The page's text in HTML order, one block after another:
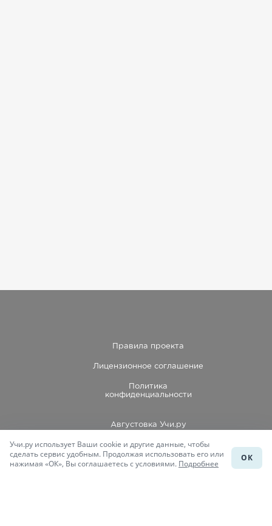
Правила проекта
Лицензионное соглашение
Политика
конфиденциальности
Августовка Учи.ру
Каталог школ
Подготовка к уроку
Учи.ру использует Ваши cookie и другие данные, чтобы
сделать сервис удобным. Продолжая использовать его или
нажимая «ОК», Вы соглашаетесь с условиями. Подробнее
ОК